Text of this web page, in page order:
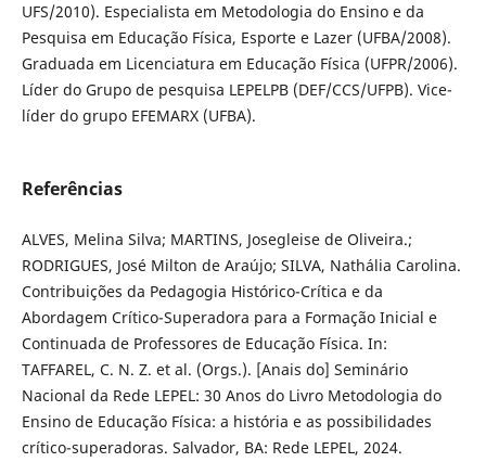
UFS/2010). Especialista em Metodologia do Ensino e da
Pesquisa em Educação Física, Esporte e Lazer (UFBA/2008).
Graduada em Licenciatura em Educação Física (UFPR/2006).
Líder do Grupo de pesquisa LEPELPB (DEF/CCS/UFPB). Vice-
líder do grupo EFEMARX (UFBA).
Referências
ALVES, Melina Silva; MARTINS, Josegleise de Oliveira.;
RODRIGUES, José Milton de Araújo; SILVA, Nathália Carolina.
Contribuições da Pedagogia Histórico-Crítica e da
Abordagem Crítico-Superadora para a Formação Inicial e
Continuada de Professores de Educação Física. In:
TAFFAREL, C. N. Z. et al. (Orgs.). [Anais do] Seminário
Nacional da Rede LEPEL: 30 Anos do Livro Metodologia do
Ensino de Educação Física: a história e as possibilidades
crítico-superadoras. Salvador, BA: Rede LEPEL, 2024.